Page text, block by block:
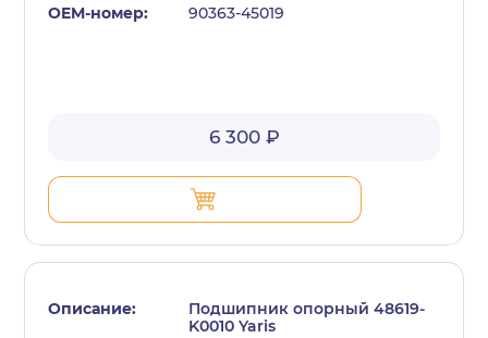
90363-45019
6 300 ₽
Подшипник опорный 48619-
K0010 Yaris